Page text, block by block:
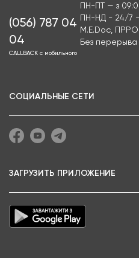
(056) 787 04
04
CALLBACK с мобильного
ПН-ПТ — з
ПН-НД - 24/7
M.E.Doc, ПРРО
Без перерыва
СОЦИАЛЬНЫЕ СЕТИ
ЗАГРУЗИТЬ ПРИЛОЖЕНИЕ